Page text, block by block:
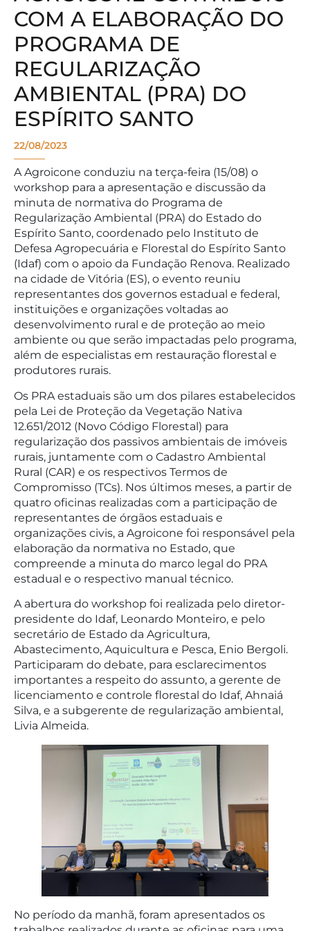
COM A ELABORAÇÃO DO
PROGRAMA DE
REGULARIZAÇÃO
AMBIENTAL (PRA) DO
ESPÍRITO SANTO
22/08/2023
A Agroicone conduziu na terça-feira (15/08) o
workshop para a apresentação e discussão da
minuta de normativa do Programa de
Regularização Ambiental (PRA) do Estado do
Espírito Santo, coordenado pelo Instituto de
Defesa Agropecuária e Florestal do Espírito Santo
(Idaf) com o apoio da Fundação Renova. Realizado
na cidade de Vitória (ES), o evento reuniu
representantes dos governos estadual e federal,
instituições e organizações voltadas ao
desenvolvimento rural e de proteção ao meio
ambiente ou que serão impactadas pelo programa,
além de especialistas em restauração florestal e
produtores rurais.
Os PRA estaduais são um dos pilares estabelecidos
pela Lei de Proteção da Vegetação Nativa
12.651/2012 (Novo Código Florestal) para
regularização dos passivos ambientais de imóveis
rurais, juntamente com o Cadastro Ambiental
Rural (CAR) e os respectivos Termos de
Compromisso (TCs). Nos últimos meses, a partir de
quatro oficinas realizadas com a participação de
representantes de órgãos estaduais e
organizações civis, a Agroicone foi responsável pela
elaboração da normativa no Estado, que
compreende a minuta do marco legal do PRA
estadual e o respectivo manual técnico.
A abertura do workshop foi realizada pelo diretor-
presidente do Idaf, Leonardo Monteiro, e pelo
secretário de Estado da Agricultura,
Abastecimento, Aquicultura e Pesca, Enio Bergoli.
Participaram do debate, para esclarecimentos
importantes a respeito do assunto, a gerente de
licenciamento e controle florestal do Idaf, Ahnaiá
Silva, e a subgerente de regularização ambiental,
Livia Almeida.
No período da manhã, foram apresentados os